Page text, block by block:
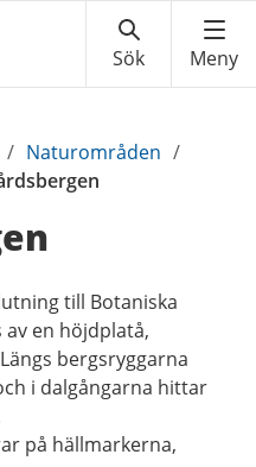
/ Naturområden /
till Botaniska
en höjdplatå,
bergsryggarna
i dalgångarna hittar
på hällmarkerna,